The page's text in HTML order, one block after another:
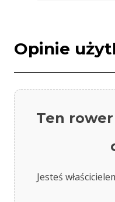
Opinie
Ten
Jesteś